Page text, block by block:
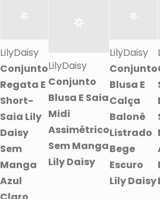
LilyDaisy
Conjunto
Regata E
Short-
Saia Lily
Daisy
Sem
Manga
Azul
LilyDaisy
Conjunto
Blusa E Saia
Midi
Assimétrico
Sem Manga
Lily Daisy
LilyDaisy
Conjunto
Blusa E
Calça
Balonê
Listrado
Bege
Escuro
Lily Daisy